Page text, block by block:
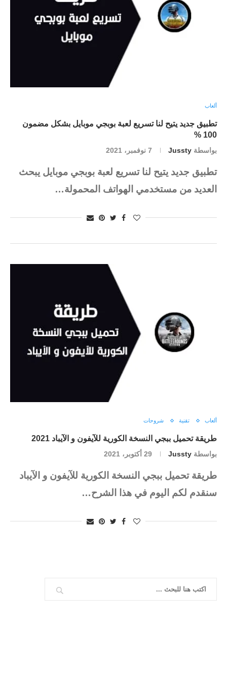
ألعاب
تطبيق جديد يتيح لنا تسريع لعبة بوبجي موبايل بشكل مضمون
100 %
بواسطة Jussty 7 نوفمبر، 2021
تطبيق جديد يتيح لنا تسريع لعبة بوبجي موبايل يبحث
العديد من مستخدمي الهواتف المحمولة…
ألعاب تقنية شروحات
طريقة تحميل ببجي النسخة الكورية للآيفون و الآيباد 2021
بواسطة Jussty 29 أكتوبر، 2021
طريقة تحميل ببجي النسخة الكورية للآيفون و الآيباد
سنقدم لكم اليوم في هذا الشرح…